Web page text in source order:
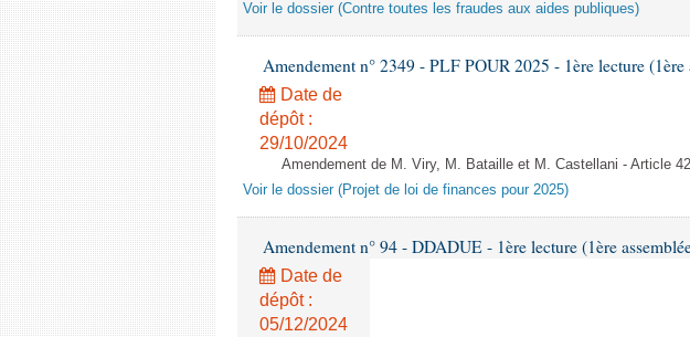
Voir le dossier (Contre toutes les fraudes aux aides publiques)
Amendement n° 2349 - PLF POUR 2025 - 1ère lecture (1ère
Date de
dépôt :
29/10/2024
Amendement de M. Viry, M. Bataille et M. Castellani - Article
Voir le dossier (Projet de loi de finances pour 2025)
Amendement n° 94 - DDADUE - 1ère lecture (1ère
Date de
dépôt :
05/12/2024